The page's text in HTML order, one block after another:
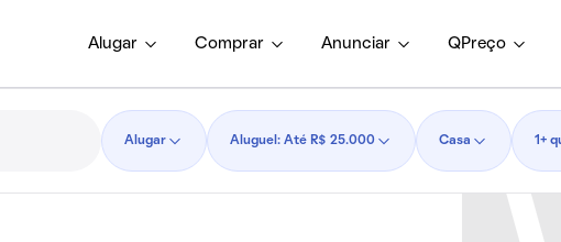
Alugar Comprar Anunciar QPreço
Alugar Aluguel: Até R$ 25.000 Casa 1+